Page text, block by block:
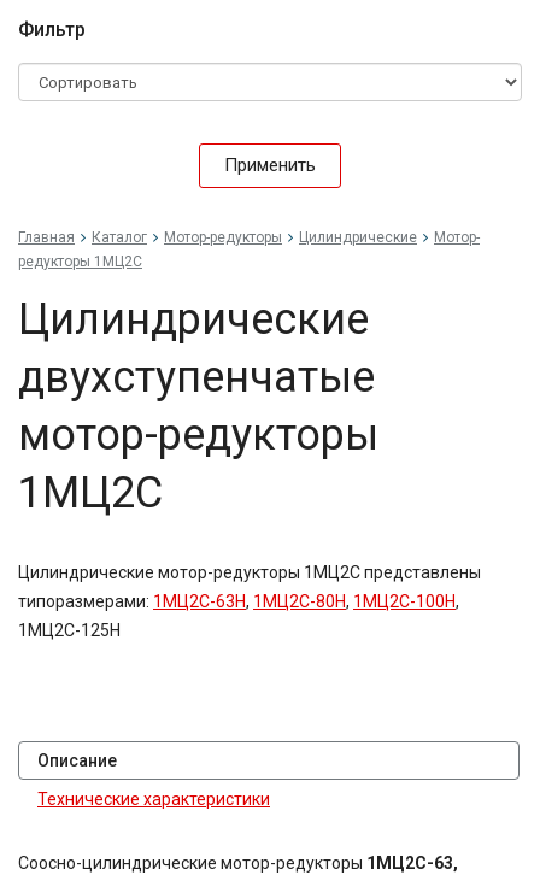
Фильтр
Применить
Главная Каталог Мотор-редукторы Цилиндрические
Мотор-
редукторы 1МЦ2С
Цилиндрические
двухступенчатые
мотор-редукторы
1МЦ2С
Цилиндрические мотор-редукторы 1МЦ2Спредставлены
типоразмерами: 1МЦ2С-63Н, 1МЦ2С-80Н, 1МЦ2С-100Н,
1МЦ2С-125Н
Описание
Технические характеристики
Соосно-цилиндрические мотор-редукторы 1МЦ2С-63,